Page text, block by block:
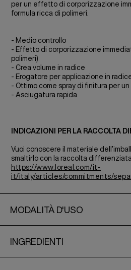
per un effetto di corporizzazione
formula ricca di polimeri.
- Medio controllo
- Effetto di corporizzazione
polimeri)
- Crea volume in radice
- Erogatore per applicazione in
- Ottimo come spray di finitura per
- Asciugatura rapida
INDICAZIONI PER LA RACCOLTA
Vuoi conoscere il materiale
smaltirlo con la raccolta
https://www.loreal.com/it-
it/italy/articles/commitments/
MODALITÀ D'USO
INGREDIENTI